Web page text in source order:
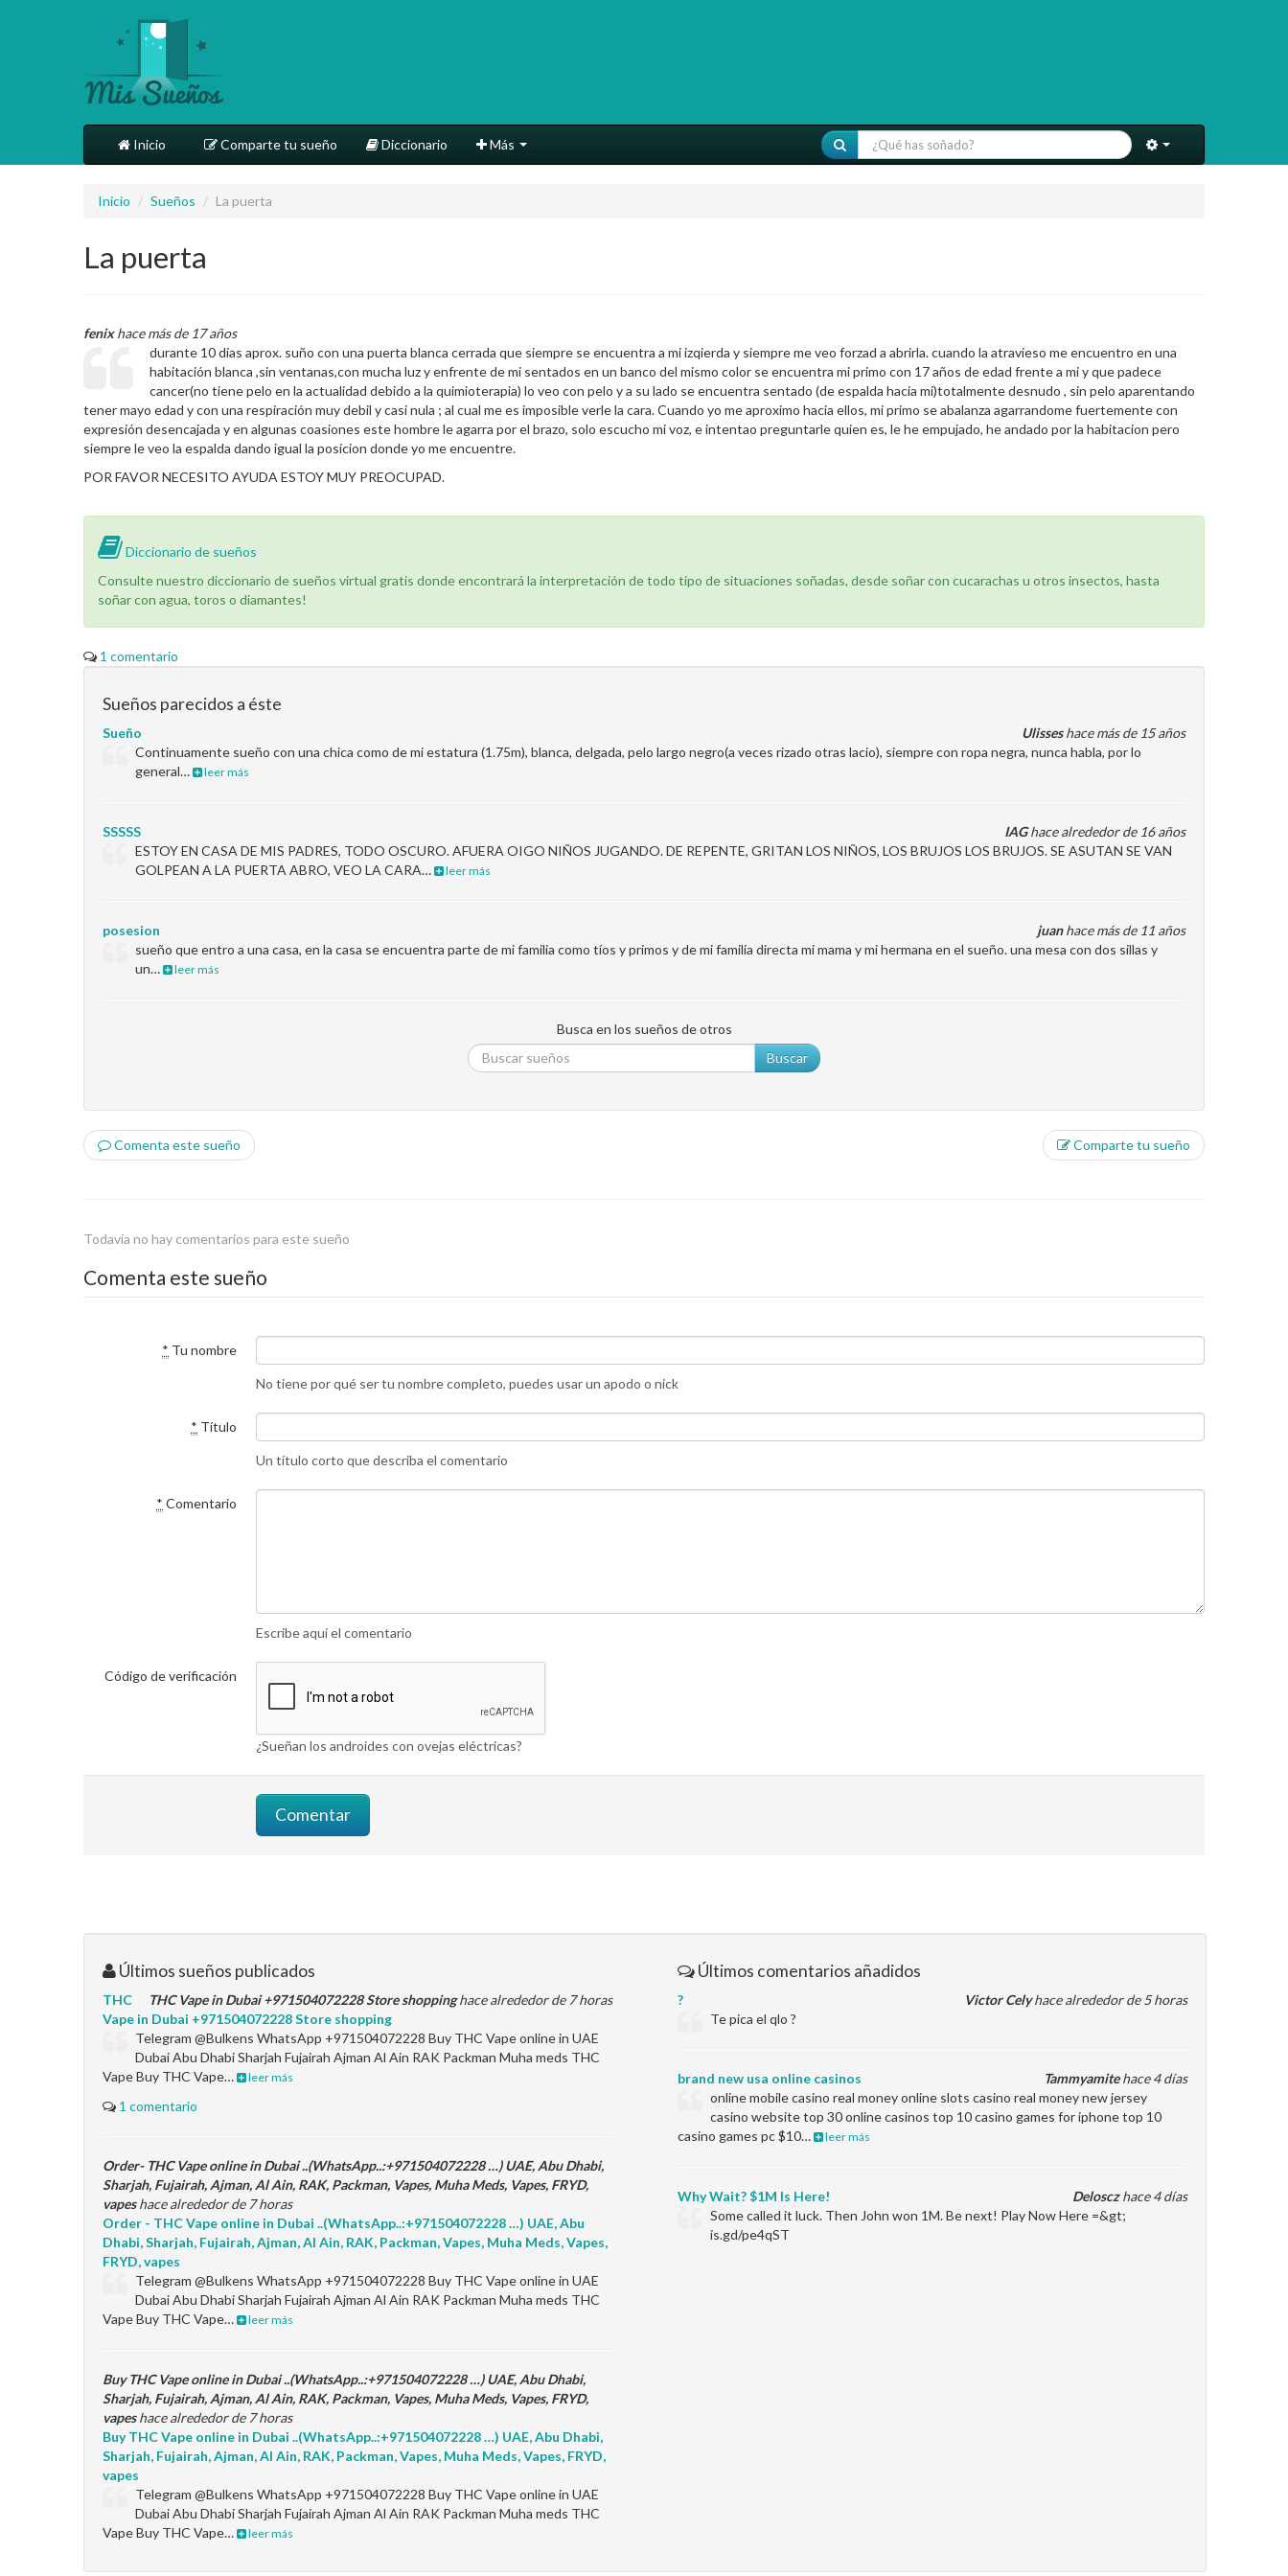
Inicio Comparte tu sueño Diccionario Más
Inicio / Sueños / La puerta
La puerta
fenixhace más de 17 años
durante 10 dias aprox. suño con una puerta blanca cerrada que siempre se encuentra a mi izqierda y siempre me veo forzad a abrirla. cuando la atravieso me encuentro en una
habitación blanca ,sin ventanas,con mucha luz y enfrente de mi sentados en un banco del mismo color se encuentra mi primo con 17 años de edad frente a mi y que padece
cancer(no tiene pelo en la actualidad debido a la quimioterapia) lo veo con pelo y a su lado se encuentra sentado (de espalda hacia mi)totalmente desnudo , sin pelo aparentando
tener mayo edad y con una respiración muy debil y casi nula ; al cual me es imposible verle la cara. Cuando yo me aproximo hacia ellos, mi primo se abalanza agarrandome fuertemente con
expresión desencajada y en algunas coasiones este hombre le agarra por el brazo, solo escucho mi voz, e intentao preguntarle quien es, le he empujado, he andado por la habitacion pero
siempre le veo la espalda dando igual la posicion donde yo me encuentre.
POR FAVOR NECESITO AYUDA ESTOY MUY PREOCUPAD.
Diccionario de sueños
Consulte nuestro diccionario de sueños virtual gratis donde encontrará la interpretación de todo tipo de situaciones soñadas, desde soñar con cucarachas u otros insectos, hasta
soñar con agua, toros o diamantes!
1 comentario
Sueños parecidos a éste
Ulisseshace más de 15 años
Sueño
Continuamente sueño con una chica como de mi estatura (1.75m), blanca, delgada, pelo largo negro(a veces rizado otras lacio), siempre con ropa negra, nunca habla, por lo
general…
leer más
IAGhace alrededor de 16 años
SSSSS
ESTOY EN CASA DE MIS PADRES, TODO OSCURO. AFUERA OIGO NIÑOS JUGANDO. DE REPENTE, GRITAN LOS NIÑOS, LOS BRUJOS LOS BRUJOS. SE ASUTAN SE VAN
GOLPEAN A LA PUERTA ABRO, VEO LA CARA…
leer más
juanhace más de 11 años
posesion
sueño que entro a una casa, en la casa se encuentra parte de mi familia como tíos y primos y de mi familia directa mi mama y mi hermana en el sueño. una mesa con dos sillas y
un…
leer más
Busca en los sueños de otros
Buscar
Comenta este sueño Comparte tu sueño
Todavía no hay comentarios para este sueño
Comenta este sueño
* Tu nombre
No tiene por qué ser tu nombre completo, puedes usar un apodo o nick
* Título
Un título corto que describa el comentario
* Comentario
Escribe aquí el comentario
Código de verificación
¿Sueñan los androides con ovejas eléctricas?
Últimos sueños publicados
THC Vape in Dubai +971504072228 Store shoppinghace alrededor de 7 horas
THC
Vape in Dubai +971504072228 Store shopping
Telegram @Bulkens WhatsApp +971504072228 Buy THC Vape online in UAE
Dubai Abu Dhabi Sharjah Fujairah Ajman Al Ain RAK Packman Muha meds THC
Vape Buy THC Vape…
leer más
1 comentario
Order- THC Vape online in Dubai ..(WhatsApp..:+971504072228 …) UAE, Abu Dhabi,
Sharjah, Fujairah, Ajman, Al Ain, RAK, Packman, Vapes, Muha Meds, Vapes, FRYD,
vapeshace alrededor de 7 horas
Order - THC Vape online in Dubai ..(WhatsApp..:+971504072228 …) UAE, Abu
Dhabi, Sharjah, Fujairah, Ajman, Al Ain, RAK, Packman, Vapes, Muha Meds, Vapes,
FRYD, vapes
Telegram @Bulkens WhatsApp +971504072228 Buy THC Vape online in UAE
Dubai Abu Dhabi Sharjah Fujairah Ajman Al Ain RAK Packman Muha meds THC
Vape Buy THC Vape…
leer más
Buy THC Vape online in Dubai ..(WhatsApp..:+971504072228 …) UAE, Abu Dhabi,
Sharjah, Fujairah, Ajman, Al Ain, RAK, Packman, Vapes, Muha Meds, Vapes, FRYD,
vapeshace alrededor de 7 horas
Buy THC Vape online in Dubai ..(WhatsApp..:+971504072228 …) UAE, Abu Dhabi,
Sharjah, Fujairah, Ajman, Al Ain, RAK, Packman, Vapes, Muha Meds, Vapes, FRYD,
vapes
Telegram @Bulkens WhatsApp +971504072228 Buy THC Vape online in UAE
Dubai Abu Dhabi Sharjah Fujairah Ajman Al Ain RAK Packman Muha meds THC
Vape Buy THC Vape…
leer más
Últimos comentarios añadidos
Victor Celyhace alrededor de 5 horas
?
Te pica el qlo ?
Tammyamitehace 4 días
brand new usa online casinos
online mobile casino real money online slots casino real money new jersey
casino website top 30 online casinos top 10 casino games for iphone top 10
casino games pc $10…
leer más
Delosczhace 4 días
Why Wait? $1M Is Here!
Some called it luck. Then John won 1M. Be next! Play Now Here =&gt;
is.gd/pe4qST